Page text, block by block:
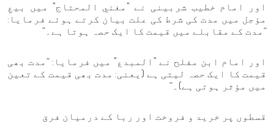
اور امام خطیب شربینی نے "مغني المحتاج" میں بیعِ
مؤجل میں مدت کی شرط کی علت بیان کرتے ہوئے فرمایا:
“مدت کے مقابلے میں قیمت کا ایک حصہ ہوتا ہے۔”
اور امام ابن مفلح نے "المبدع" میں فرمایا: “مدت بھی
قیمت کا ایک حصہ لیتی ہے (یعنی: مدت بھی قیمت کے تعین
میں مؤثر ہوتی ہے)۔”
قسطوں پر خرید و فروخت اور ربا کے درمیان فرق